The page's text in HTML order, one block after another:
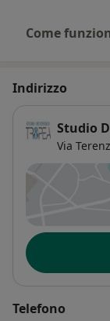
Come
Indirizzo
Studio
Via
Disponibilità
Telefono